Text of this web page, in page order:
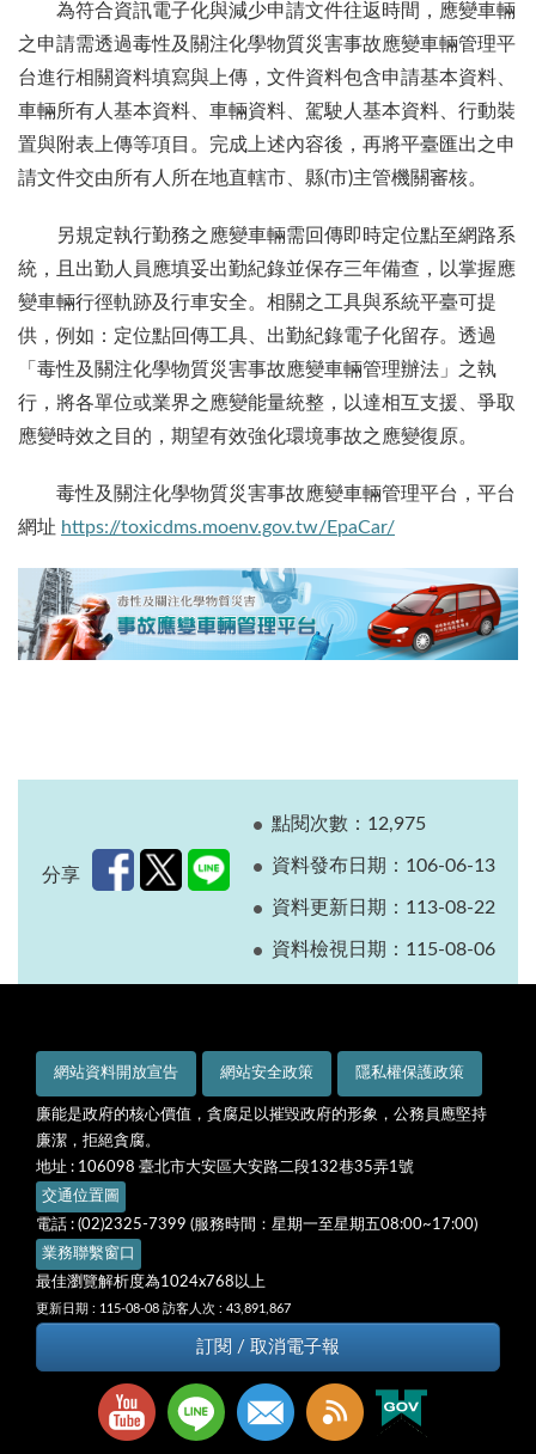
為符合資訊電子化與減少申請文件往返時間，應變車輛
之申請需透過毒性及關注化學物質災害事故應變車輛管理平
台進行相關資料填寫與上傳，文件資料包含申請基本資料、
車輛所有人基本資料、車輛資料、駕駛人基本資料、行動裝
置與附表上傳等項目。完成上述內容後，再將平臺匯出之申
請文件交由所有人所在地直轄市、縣(市)主管機關審核。
另規定執行勤務之應變車輛需回傳即時定位點至網路系
統，且出勤人員應填妥出勤紀錄並保存三年備查，以掌握應
變車輛行徑軌跡及行車安全。相關之工具與系統平臺可提
供，例如：定位點回傳工具、出勤紀錄電子化留存。透過
「毒性及關注化學物質災害事故應變車輛管理辦法」之執
行，將各單位或業界之應變能量統整，以達相互支援、爭取
應變時效之目的，期望有效強化環境事故之應變復原。
毒性及關注化學物質災害事故應變車輛管理平台，平台
網址 https://toxicdms.moenv.gov.tw/EpaCar/
分享
點閱次數：12,975
資料發布日期：106-06-13
資料更新日期：113-08-22
資料檢視日期：115-08-06
網站資料開放宣告 網站安全政策 隱私權保護政策
廉能是政府的核心價值，貪腐足以摧毀政府的形象，公務員應堅持
廉潔，拒絕貪腐。
地址 : 106098 臺北市大安區大安路二段132巷35弄1號
交通位置圖
電話 : (02)2325-7399 (服務時間：星期一至星期五08:00~17:00)
業務聯繫窗口
最佳瀏覽解析度為1024x768以上
更新日期 : 115-08-08 訪客人次 : 43,891,867
訂閱 / 取消電子報